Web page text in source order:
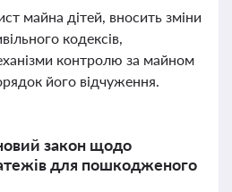
майна дітей, вносить зміни
кодексів,
контролю за майном
його відчуження.
закон щодо
для пошкодженого